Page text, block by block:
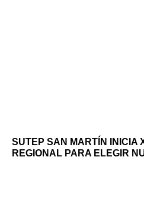
SUTEP SAN MARTÍN INICIA
REGIONAL PARA ELEGIR